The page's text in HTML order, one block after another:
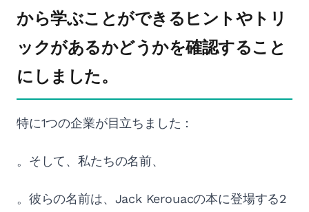
から学ぶことができるヒントやトリ
ックがあるかどうかを確認すること
にしました。
特に1つの企業が目立ちました：
。そして、私たちの名前、
。彼らの名前は、Jack Kerouacの本に登場する2